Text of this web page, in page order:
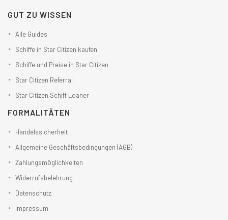
GUT ZU WISSEN
Alle Guides
Schiffe in Star Citizen kaufen
Schiffe und Preise in Star Citizen
Star Citizen Referral
Star Citizen Schiff Loaner
FORMALITÄTEN
Handelssicherheit
Allgemeine Geschäftsbedingungen (AGB)
Zahlungsmöglichkeiten
Widerrufsbelehrung
Datenschutz
Impressum